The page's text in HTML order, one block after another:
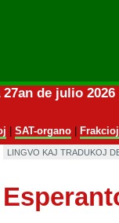
de julio
SAT-organo| Frakcioj
LINGVO KAJ TRADUKOJ